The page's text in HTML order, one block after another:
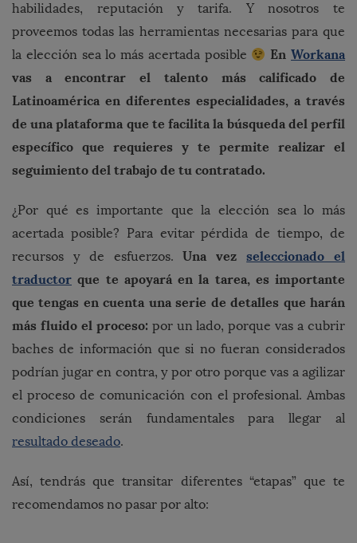
habilidades, reputación y tarifa. Y nosotros te
proveemos todas las herramientas necesarias para que
la elección sea lo más acertada posible
EnWorkana
vas a encontrar el talento más calificado de
Latinoamérica en diferentes especialidades, a través
de una plataforma que te facilita la búsqueda del perfil
específico que requieres y te permite realizar el
seguimiento del trabajo de tu contratado.
¿Por qué es importante que la elección sea lo más
acertada posible? Para evitar pérdida de tiempo, de
recursos y de esfuerzos.Una vezseleccionado el
traductor que te apoyará en la tarea, es importante
que tengas en cuenta una serie de detalles que harán
más fluido el proceso: por un lado, porque vas a cubrir
baches de información que si no fueran considerados
podrían jugar en contra, y por otro porque vas a agilizar
el proceso de comunicación con el profesional. Ambas
condiciones serán fundamentales para llegar al
resultado deseado.
Así, tendrás que transitar diferentes “etapas” que te
recomendamos no pasar por alto: